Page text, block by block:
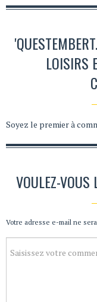
LOISIRS
Soyez le premier à
VOULEZ-
Votre adresse e-mail ne